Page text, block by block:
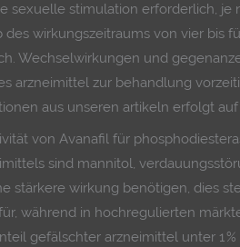
sexuelle stimulation erforderlich, je
des wirkungszeitraums von vier bis
Wechselwirkungen und
arzneimittel zur behandlung
aus unseren artikeln erfolgt auf
von Avanafil für
sind mannitol,
stärkere wirkung benötigen, dies
während in hochregulierten
gefälschter arzneimittel unter 1